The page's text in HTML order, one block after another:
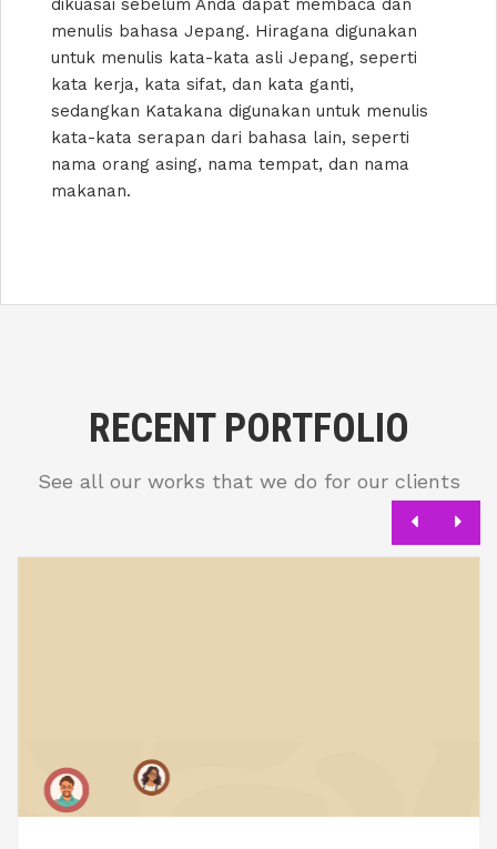
dikuasai sebelum Anda dapat membaca dan
menulis bahasa Jepang. Hiragana digunakan
untuk menulis kata-kata asli Jepang, seperti
kata kerja, kata sifat, dan kata ganti,
sedangkan Katakana digunakan untuk menulis
kata-kata serapan dari bahasa lain, seperti
nama orang asing, nama tempat, dan nama
makanan.
RECENT PORTFOLIO
See all our works that we do for our clients